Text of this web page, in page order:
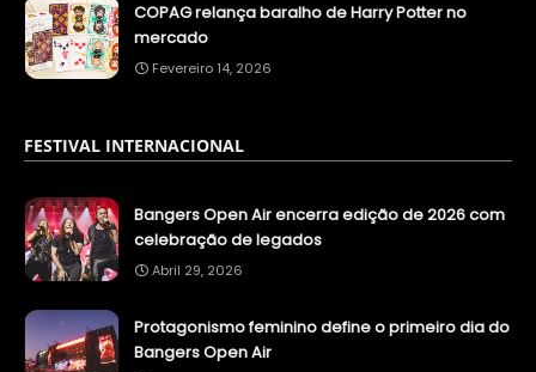
COPAG relança baralho de Harry Potter no
mercado
Fevereiro 14, 2026
FESTIVAL INTERNACIONAL
Bangers Open Air encerra edição de 2026 com
celebração de legados
Abril 29, 2026
Protagonismo feminino define o primeiro dia do
Bangers Open Air